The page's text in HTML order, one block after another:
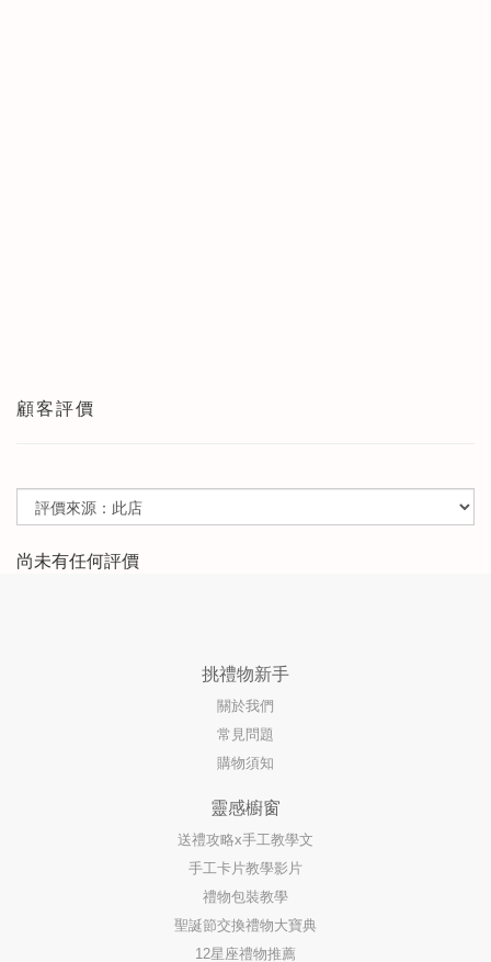
顧客評價
尚未有任何評價
挑禮物新手
關於我們
常見問題
購物須知
靈感櫥窗
送禮攻略x手工教學文
手工卡片教學影片
禮物包裝教學
聖誕節交換禮物大寶典
12星座禮物推薦